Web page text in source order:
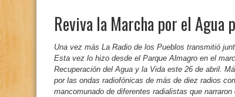
Reviva la Marcha por el Agua
Una vez más La Radio de los Pueblos transmitió
Esta vez lo hizo desde el Parque Almagro en el
Recuperación del Agua y la Vida este 26 de abril.
por las ondas radiofónicas de más de diez radios
mancomunado de diferentes radialistas que